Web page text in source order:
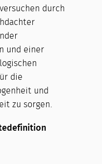
durch
und einer
die
und
zu sorgen.